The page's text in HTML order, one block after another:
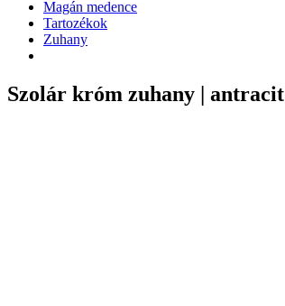
Magán medence
Tartozékok
Zuhany
Szolár króm zuhany | antracit